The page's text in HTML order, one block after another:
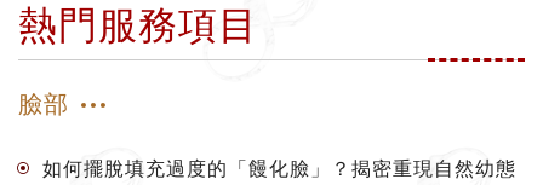
熱門服務項目
臉部
如何擺脫填充過度的「饅化臉」？揭密重現自然幼態